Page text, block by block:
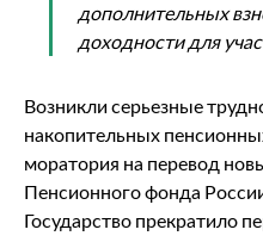
дополнительных
доходности для
Возникли серьезные
накопительных
моратория на перевод
Пенсионного фонда
Государство прекратило